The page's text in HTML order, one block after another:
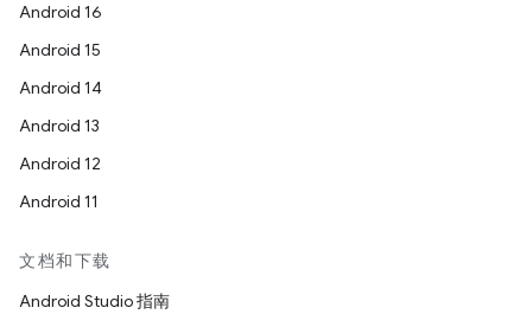
Android 16
Android 15
Android 14
Android 13
Android 12
Android 11
文档和下载
Android Studio 指南